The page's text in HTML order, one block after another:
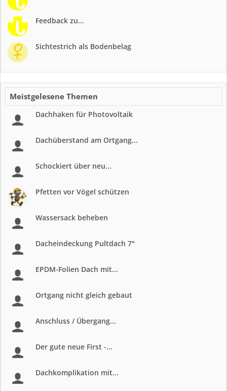
Feedback zu...
Sichtestrich als Bodenbelag
Meistgelesene Themen
Dachhaken für Photovoltaik
Dachüberstand am Ortgang...
Schockiert über neu...
Pfetten vor Vögel schützen
Wassersack beheben
Dacheindeckung Pultdach 7°
EPDM-Folien Dach mit...
Ortgang nicht gleich gebaut
Anschluss / Übergang...
Der gute neue First -...
Dachkomplikation mit...